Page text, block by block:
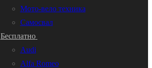
Мото-вело техника
Самосвал
Бесплатно
Audi
Alfa Romeo